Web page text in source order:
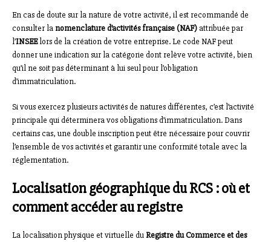
En cas de doute sur la nature de votre activité, il est recommandé de
consulter la nomenclature d’activités française (NAF)attribuée par
l’INSEElors de la création de votre entreprise. Le code NAF peut
donner une indication sur la catégorie dont relève votre activité, bien
qu’il ne soit pas déterminant à lui seul pour l’obligation
d’immatriculation.
Si vous exercez plusieurs activités de natures différentes, c’est l’activité
principale qui déterminera vos obligations d’immatriculation. Dans
certains cas, une double inscription peut être nécessaire pour couvrir
l’ensemble de vos activités et garantir une conformité totale avec la
réglementation.
Localisation géographique du RCS : où et
comment accéder au registre
La localisation physique et virtuelle duRegistre du Commerce et des